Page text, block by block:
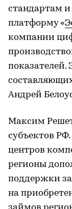
стандартам
платформу «
компании
Андрей
Максим
субъектов
центров
регионы
поддержки
на